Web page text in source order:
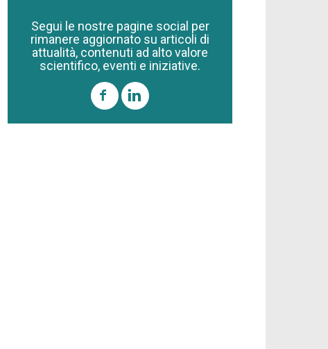
Segui le nostre pagine social per
rimanere aggiornato su articoli di
attualità, contenuti ad alto valore
scientifico, eventi e iniziative.